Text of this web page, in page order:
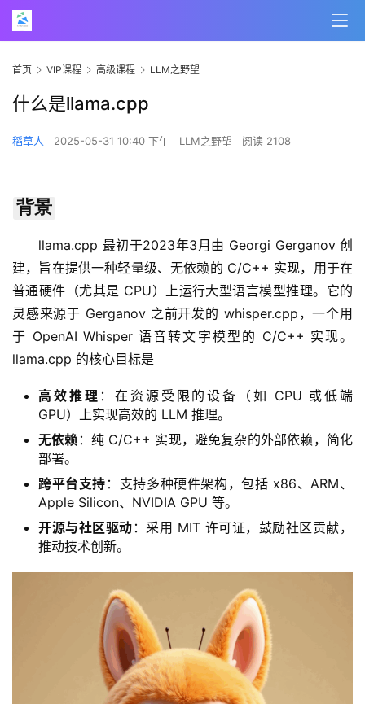
首页 VIP课程 高级课程 LLM之野望
什么是llama.cpp
稻草人 2025-05-31 10:40 下午 LLM之野望 阅读 2108
背景
llama.cpp 最初于2023年3月由 Georgi Gerganov 创
建，旨在提供一种轻量级、无依赖的 C/C++ 实现，用于在
普通硬件（尤其是 CPU）上运行大型语言模型推理。它的
灵感来源于 Gerganov 之前开发的 whisper.cpp，一个用
于 OpenAI Whisper 语音转文字模型的 C/C++ 实现。
llama.cpp 的核心目标是
高效推理 ：在资源受限的设备（如 CPU 或低端
GPU）上实现高效的 LLM 推理。
无依赖 ：纯 C/C++ 实现，避免复杂的外部依赖，简化
部署。
跨平台支持 ：支持多种硬件架构，包括 x86、ARM、
Apple Silicon、NVIDIA GPU 等。
开源与社区驱动 ：采用 MIT 许可证，鼓励社区贡献，
推动技术创新。